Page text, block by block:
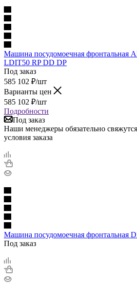
Машина посудомоечная фронтальная
LDIT50 RP DD DP
Под заказ
585 102 ₽/шт
Варианты цен
585 102 ₽/шт
Подробности
Под заказ
Наши менеджеры обязательно
условия заказа
Машина посудомоечная фронтальная
Под заказ